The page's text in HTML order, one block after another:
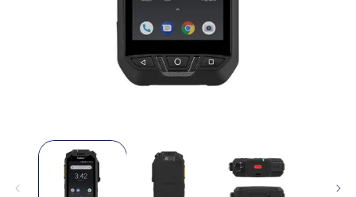
elemento
multimedia